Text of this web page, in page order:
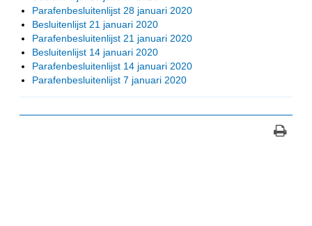
Parafenbesluitenlijst 28 januari 2020
Besluitenlijst 21 januari 2020
Parafenbesluitenlijst 21 januari 2020
Besluitenlijst 14 januari 2020
Parafenbesluitenlijst 14 januari 2020
Parafenbesluitenlijst 7 januari 2020